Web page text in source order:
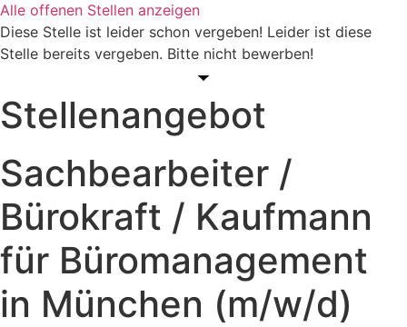
Alle offenen Stellen anzeigen
Diese Stelle ist leider schon vergeben! Leider ist diese
Stelle bereits vergeben. Bitte nicht bewerben!
Stellenangebot
Sachbearbeiter /
Bürokraft / Kaufmann
für Büromanagement
in München (m/w/d)